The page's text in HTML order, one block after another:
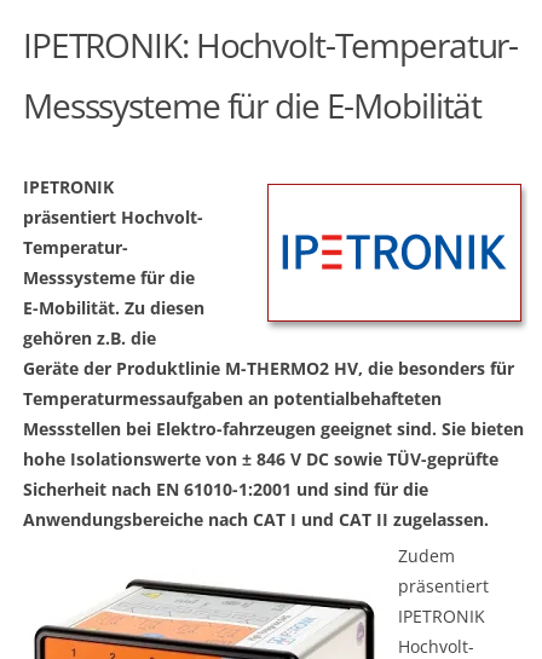
IPETRONIK: Hochvolt-Temperatur-
Messsysteme für die E-Mobilität
IPETRONIK
präsentiert Hochvolt-
Temperatur-
Messsysteme für die
E-Mobilität. Zu diesen
gehören z.B. die
Geräte der Produktlinie M-THERMO2 HV, die besonders für
Temperaturmessaufgaben an potentialbehafteten
Messstellen bei Elektro-fahrzeugen geeignet sind. Sie bieten
hohe Isolationswerte von ± 846 V DC sowie TÜV-geprüfte
Sicherheit nach EN 61010-1:2001 und sind für die
Anwendungsbereiche nach CAT I und CAT II zugelassen.
Zudem
präsentiert
IPETRONIK
Hochvolt-